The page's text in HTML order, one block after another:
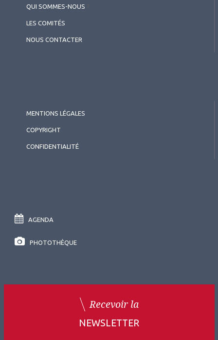
QUI SOMMES-NOUS
LES COMITÉS
NOUS CONTACTER
MENTIONS LÉGALES
COPYRIGHT
CONFIDENTIALITÉ
AGENDA
PHOTOTHÈQUE
Recevoir la
NEWSLETTER